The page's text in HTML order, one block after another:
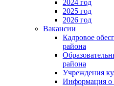
2024 год
2025 год
2026 год
Вакансии
Кадровое
района
района
Учреждения
Информация о